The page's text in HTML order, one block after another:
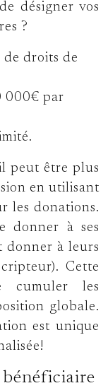
désigner vos
?
droits de
000€ par
peut être plus
en utilisant
les donations.
donner à ses
donner à leurs
Cette
cumuler les
globale.
est unique